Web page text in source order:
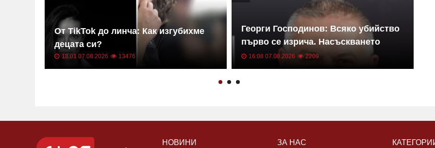
От TikTok до линча: Как изгубихме
децата си?
18:01 07.08.2026 13476
Георги Господинов: Всяко убийство
първо се изрича. Насъскването
убива
16:08 07.08.2026 2209
НОВИНИ ЗА НАС